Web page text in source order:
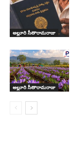
అల్లూరి సీతారామరాజు
అల్లూరి సీతారామరాజు